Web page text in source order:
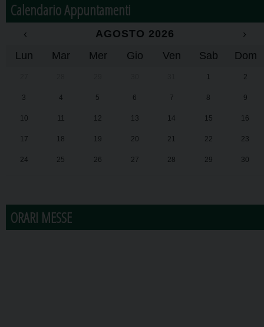
Calendario Appuntamenti
‹ AGOSTO 2026
›
Lun
Mar Mer Gio Ven Sab Dom
1 2
3 4 5 6 7 8 9
10 11 12 13 14 15 16
17 18 19 20 21 22 23
24 25 26 27 28 29 30
ORARI MESSE